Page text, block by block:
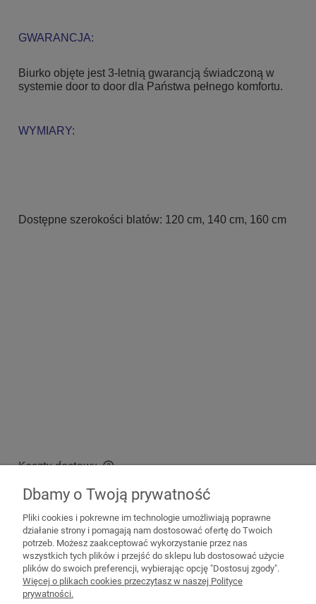
GWARANCJA:
Biurko objęte jest 3-letnią gwarancją świadczoną w
systemie door to door dla Państwa pełnego komfortu.
WYMIARY:
Dostępne szerokości blatów: 120 cm, 140 cm, 160 cm
Koszty dostawy
Wysyłka kurierska GRATIS
Pomoc
Dbamy o Twoją prywatność
Pliki cookies i pokrewne im technologie umożliwiają poprawne
działanie strony i pomagają nam dostosować ofertę do Twoich
potrzeb. Możesz zaakceptować wykorzystanie przez nas
wszystkich tych plików i przejść do sklepu lub dostosować użycie
plików do swoich preferencji, wybierając opcję "Dostosuj zgody".
Więcej o plikach cookies przeczytasz w naszej Polityce
prywatności.